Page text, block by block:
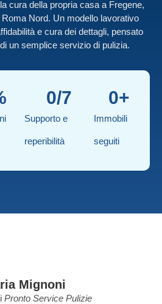
cura della propria casa a Fregene,
Nord. Un modello lavorativo
e cura dei dettagli, pensato
un semplice servizio di pulizia.
Supporto e
reperibilità
0/7
Immobili
seguiti
0+
Mignoni
Pronto Service Pulizie